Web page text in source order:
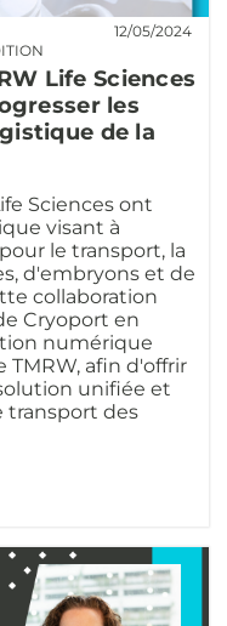
12/05/2024
Life Sciences
les
de la
Sciences ont
visant à
le transport, la
d'embryons et de
collaboration
Cryoport en
numérique
afin d'offrir
unifiée et
transport des